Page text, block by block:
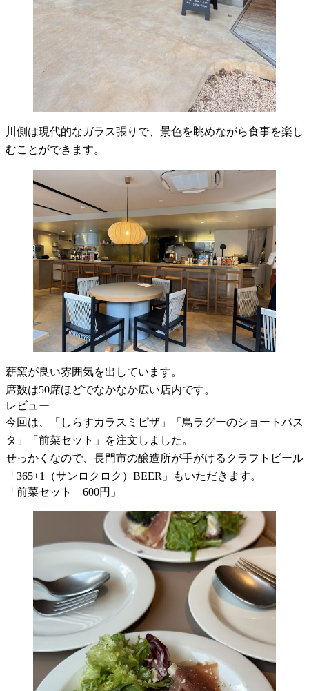
川側は現代的なガラス張りで、景色を眺めながら食事を楽し
むことができます。
薪窯が良い雰囲気を出しています。
席数は50席ほどでなかなか広い店内です。
レビュー
今回は、「しらすカラスミピザ」「鳥ラグーのショートパス
タ」「前菜セット」を注文しました。
せっかくなので、長門市の醸造所が手がけるクラフトビール
「365+1（サンロクロク）BEER」もいただきます。
「前菜セット 600円」